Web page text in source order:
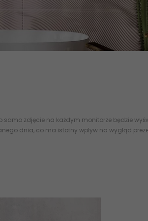
zdjęcie na każdym monitorze będzie
dnia, co ma istotny wpływ na wygląd